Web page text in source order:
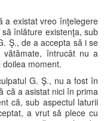
a existat vreo înţelegere
înlăture existenţa, sub
Ş., de a accepta să i se
întrucât nu a
moment.
G. Ş., nu a fost în
că a asistat nici în prima
că, sub aspectul laturii
a vrut să plece cu